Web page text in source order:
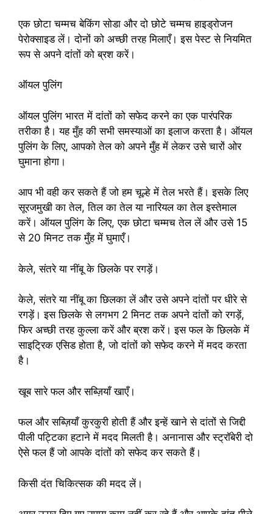
एक छोटा चम्मच बेकिंग सोडा और दो छोटे चम्मच हाइड्रोजन
पेरोक्साइड लें। दोनों को अच्छी तरह मिलाएँ। इस पेस्ट से नियमित
रूप से अपने दांतों को ब्रश करें।
ऑयल पुलिंग
ऑयल पुलिंग भारत में दांतों को सफेद करने का एक पारंपरिक
तरीका है। यह मुँह की सभी समस्याओं का इलाज करता है। ऑयल
पुलिंग के लिए, आपको तेल को अपने मुँह में लेकर उसे चारों ओर
घुमाना होगा।
आप भी वही कर सकते हैं जो हम चूल्हे में तेल भरते हैं। इसके लिए
सूरजमुखी का तेल, तिल का तेल या नारियल का तेल इस्तेमाल
करें। ऑयल पुलिंग के लिए, एक छोटा चम्मच तेल लें और उसे 15
से 20 मिनट तक मुँह में घुमाएँ।
केले, संतरे या नींबू के छिलके पर रगड़ें।
केले, संतरे या नींबू का छिलका लें और उसे अपने दांतों पर धीरे से
रगड़ें। इस छिलके से लगभग 2 मिनट तक अपने दांतों को रगड़ें,
फिर अच्छी तरह कुल्ला करें और ब्रश करें। इस फल के छिलके में
साइट्रिक एसिड होता है, जो दांतों को सफेद करने में मदद करता
है।
खूब सारे फल और सब्ज़ियाँ खाएँ।
फल और सब्ज़ियाँ कुरकुरी होती हैं और इन्हें खाने से दांतों से जिद्दी
पीली पट्टिका हटाने में मदद मिलती है। अनानास और स्ट्रॉबेरी दो
ऐसे फल हैं जो आपके दांतों को सफेद कर सकते हैं।
किसी दंत चिकित्सक की मदद लें।